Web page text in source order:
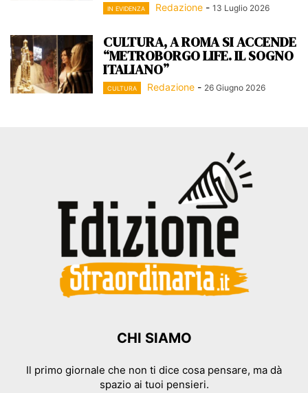
IN EVIDENZA Redazione - 13 Luglio 2026
CULTURA, A ROMA SI ACCENDE
“METROBORGO LIFE. IL SOGNO
ITALIANO”
CULTURA Redazione - 26 Giugno 2026
CHI SIAMO
Il primo giornale che non ti dice cosa pensare, ma dà
spazio ai tuoi pensieri.